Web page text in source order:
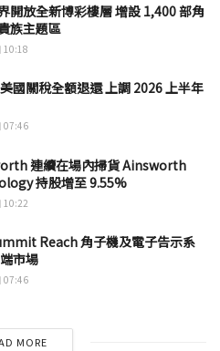
開放全新博彩樓層 增設 1,400 部角
族主題區
10:18
國關稅全額退還 上調 2026 上半年
07:46
連續在場內掃貨 Ainsworth
持股增至 9.55%
10:22
Reach 角子機及電子告示系
市場
07:46
MORE